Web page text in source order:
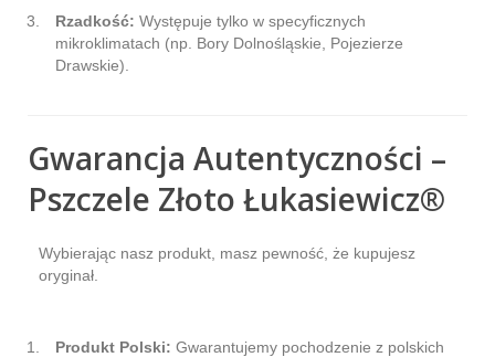
Rzadkość: Występuje tylko w specyficznych
mikroklimatach (np. Bory Dolnośląskie, Pojezierze
Drawskie).
Gwarancja Autentyczności –
Pszczele Złoto Łukasiewicz®
Wybierając nasz produkt, masz pewność, że kupujesz
oryginał.
Produkt Polski: Gwarantujemy pochodzenie z polskich